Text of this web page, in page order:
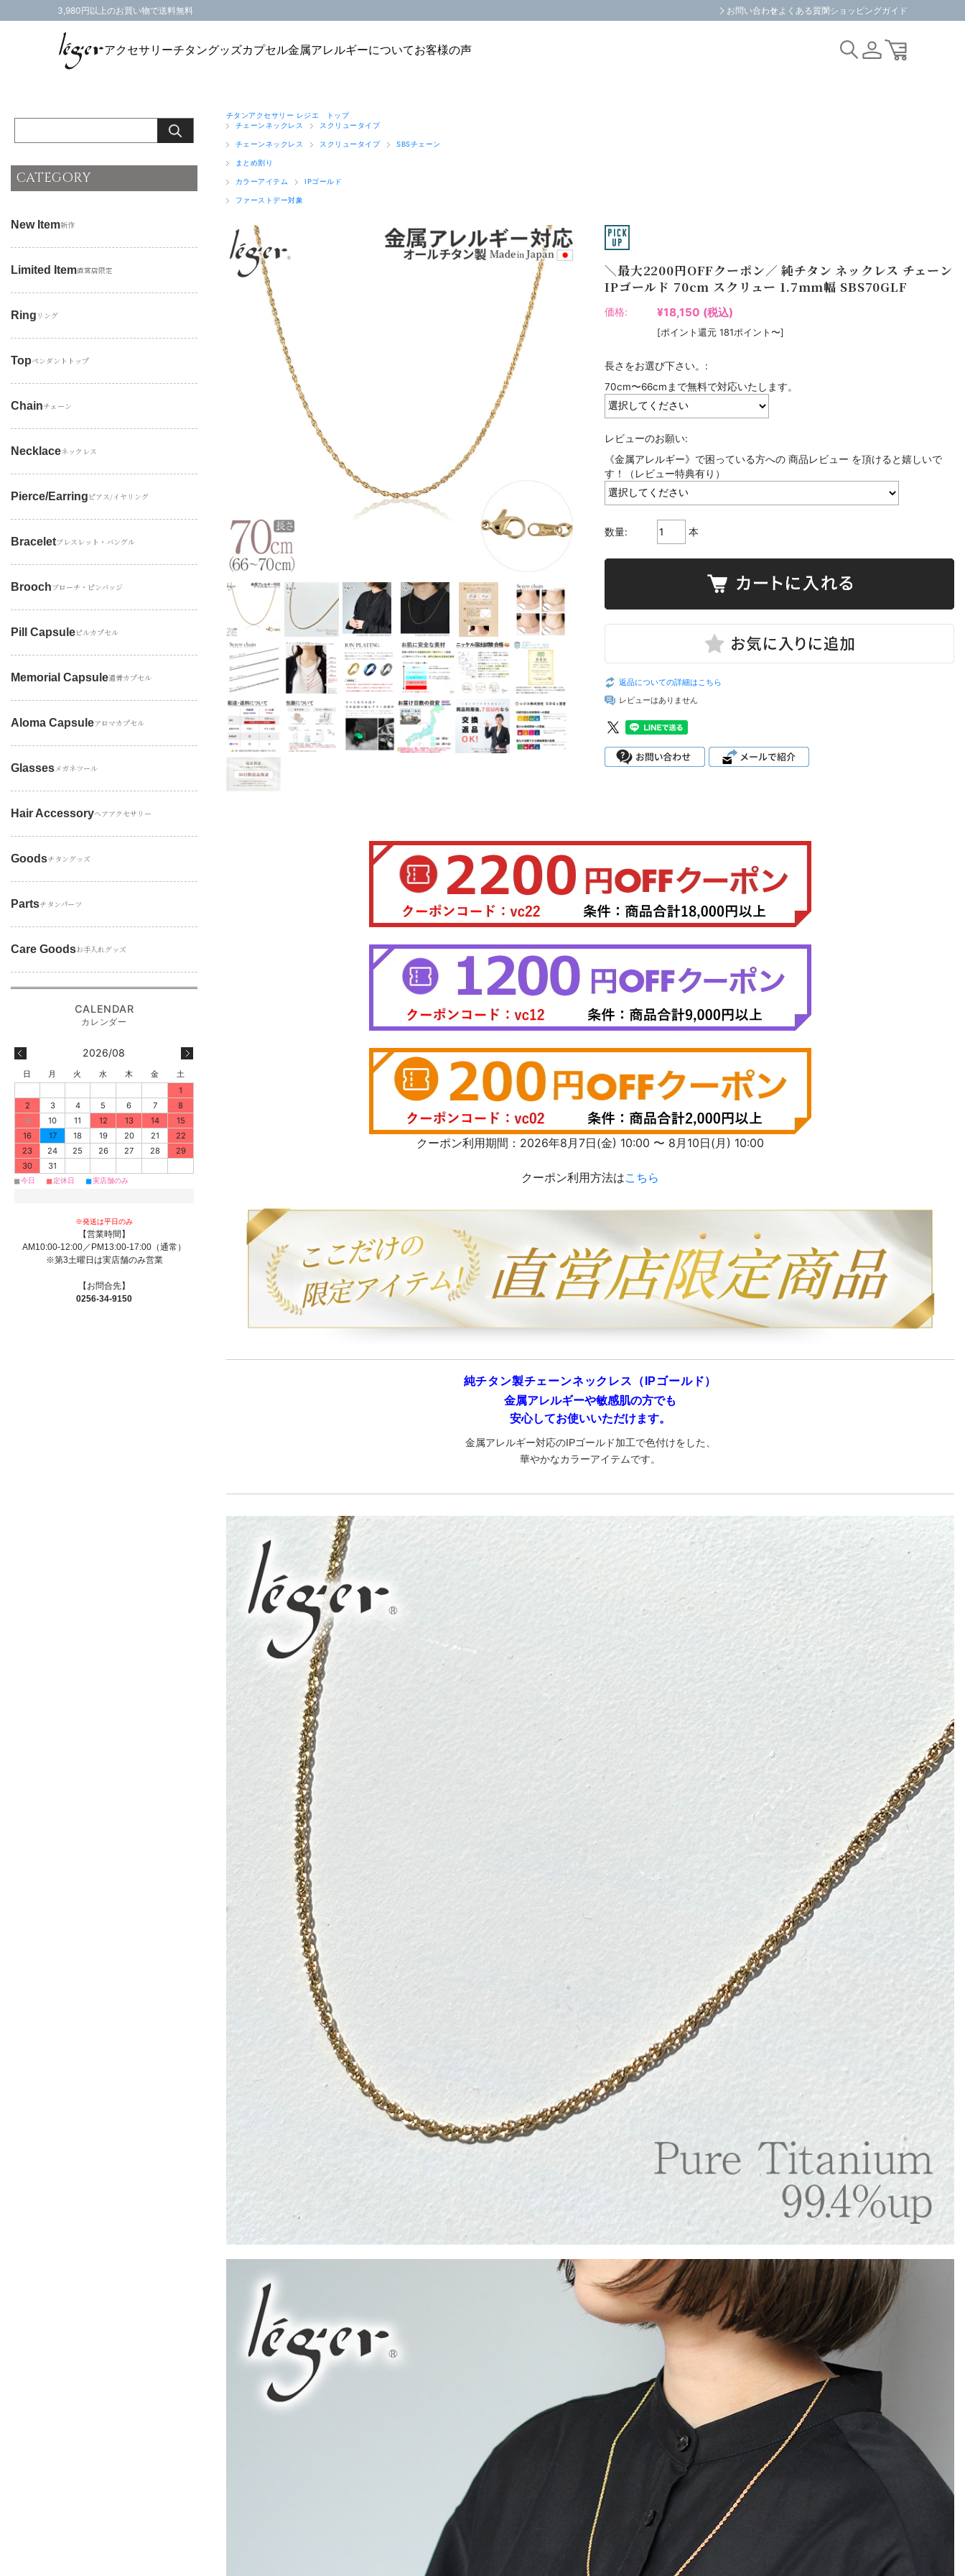
3,980円以上のお買い物で送料無料 お問い合わせ よくある質問ショッピングガイド
アクセサリーチタングッズカプセル金属アレルギーについてお客様の声
チタンアクセサリー レジエ トップ
チェーンネックレス
スクリュータイプ
チェーンネックレス スクリュータイプ SBSチェーン
まとめ割り
カラーアイテム IPゴールド
ファーストデー対象
＼最大2200円OFFクーポン／ 純チタン ネックレス チェーン
IPゴールド 70cm スクリュー 1.7mm幅 SBS70GLF
価格: ¥18,150 (税込)
[ポイント還元 181ポイント〜]
長さをお選び下さい。:
70cm〜66cmまで無料で対応いたします。
レビューのお願い:
《金属アレルギー》で困っている方への 商品レビュー を頂けると嬉しいで
す！（レビュー特典有り）
数量: 本
返品についての詳細はこちら
レビューはありません
クーポン利用期間：2026年8月7日(金) 10:00 〜 8月10日(月) 10:00
クーポン利用方法はこちら
純チタン製チェーンネックレス（IPゴールド）
金属アレルギーや敏感肌の方でも
安心してお使いいただけます。
金属アレルギー対応のIPゴールド加工で色付けをした、
華やかなカラーアイテムです。
CATEGORY
New Item新作
Limited Item直営店限定
Ring リング
Topペンダントトップ
Chainチェーン
Necklaceネックレス
Pierce/earring ピアス/イヤリング
Braceletブレスレット・バングル
Broochブローチ・ピンバッジ
Pill Capsuleピルカプセル
Memorial Capsule遺骨カプセル
Aloma Capsuleアロマカプセル
Glassesメガネツール
Hair Accessoryヘアアクセサリー
Goodsチタングッズ
Partsチタンパーツ
Care Goodsお手入れグッズ
2026/08
日 月 火 水 木 金
土
1
2
3 4 5 6 7
8
9
10 11 12 13 14
15
16
17 18 19 20 21
22
23
24 25 26 27 28
29
30
31
■今日 ■定休日 ■実店舗のみ
※発送は平日のみ
【営業時間】
AM10:00-12:00／PM13:00-17:00（通常）
※第3土曜日は実店舗のみ営業
【お問合先】
0256-34-9150